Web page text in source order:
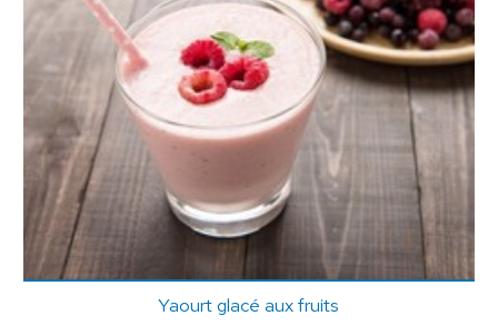
Yaourt glacé aux fruits